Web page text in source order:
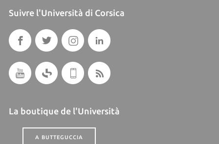
Suivre l'Università di Corsica
La boutique de l'Università
A BUTTEGUCCIA